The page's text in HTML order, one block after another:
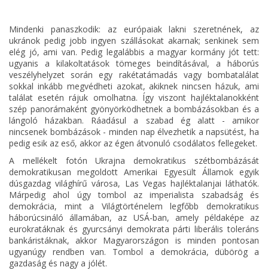
Mindenki panaszkodik: az európaiak lakni szeretnének, az
ukránok pedig jobb ingyen szállásokat akarnak; senkinek sem
elég jó, ami van. Pedig legalábbis a magyar kormány jót tett:
ugyanis a kilakoltatások tömeges beindításával, a háborús
veszélyhelyzet során egy rakétatámadás vagy bombatalálat
sokkal inkább megvédheti azokat, akiknek nincsen házuk, ami
találat esetén rájuk omolhatna. Így viszont hajléktalanokként
szép panorámaként gyönyörködhetnek a bombázásokban és a
lángoló házakban. Ráadásul a szabad ég alatt - amikor
nincsenek bombázások - minden nap élvezhetik a napsütést, ha
pedig esik az eső, akkor az égen átvonuló csodálatos fellegeket.
A mellékelt fotón Ukrajna demokratikus szétbombázását
demokratikusan megoldott Amerikai Egyesült Államok egyik
dúsgazdag világhírű városa, Las Vegas hajléktalanjai láthatók.
Márpedig ahol úgy tombol az imperialista szabadság és
demokrácia, mint a Világtörténelem legfőbb demokratikus
háborúcsináló államában, az USÁ-ban, amely példaképe az
eurokratáknak és gyurcsányi demokrata párti liberális toleráns
bankáristáknak, akkor Magyarországon is minden pontosan
ugyanúgy rendben van. Tombol a demokrácia, dübörög a
gazdaság és nagy a jólét.